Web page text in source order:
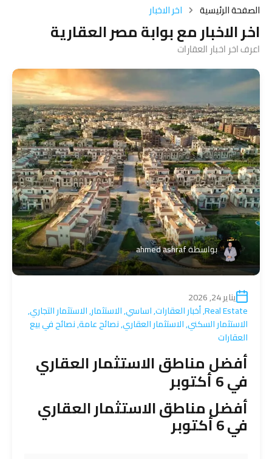
الصفحة الرئيسية اخر الاخبار
اخر الاخبار مع بوابة مصر العقارية
اعرف اخر اخبار العقارات
بواسطةahmed ashraf
يناير 24, 2026
Real Estate
,أخبار العقارات,اساسي,الاستثمار,الاستثمار التجاري,
الاستثمار السكني,الاستثمار العقاري,نصائح عامة,نصائح في بيع
العقارات
أفضل مناطق الاستثمار العقاري
في 6 أكتوبر
أفضل مناطقالاستثمارالعقاري
في 6 أكتوبر